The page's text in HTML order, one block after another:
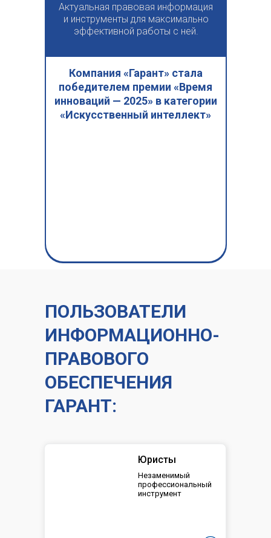
Компания «Гарант» стала
победителем премии «Время
инноваций — 2025» в категории
«Искусственный интеллект»
Актуальная правовая информация
и инструменты для максимально
эффективной работы с ней.
ПОЛЬЗОВАТЕЛИ
ИНФОРМАЦИОННО-
ПРАВОВОГО
ОБЕСПЕЧЕНИЯ
ГАРАНТ:
Юристы
Незаменимый
профессиональный
инструмент